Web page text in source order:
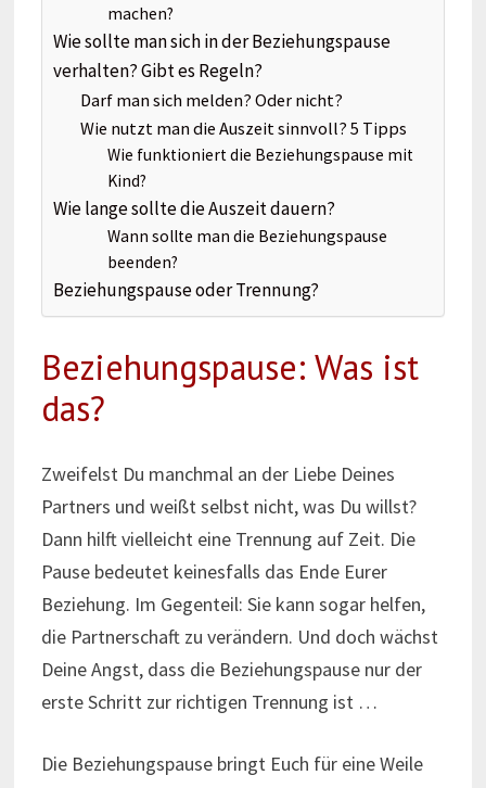
machen?
Wie sollte man sich in der Beziehungspause
verhalten? Gibt es Regeln?
Darf man sich melden? Oder nicht?
Wie nutzt man die Auszeit sinnvoll? 5 Tipps
Wie funktioniert die Beziehungspause mit
Kind?
Wie lange sollte die Auszeit dauern?
Wann sollte man die Beziehungspause
beenden?
Beziehungspause oder Trennung?
Beziehungspause: Was ist
das?
Zweifelst Du manchmal an der Liebe Deines
Partners und weißt selbst nicht, was Du willst?
Dann hilft vielleicht eine Trennung auf Zeit. Die
Pause bedeutet keinesfalls das Ende Eurer
Beziehung. Im Gegenteil: Sie kann sogar helfen,
die Partnerschaft zu verändern. Und doch wächst
Deine Angst, dass die Beziehungspause nur der
erste Schritt zur richtigen Trennung ist …
Die Beziehungspause bringt Euch für eine Weile